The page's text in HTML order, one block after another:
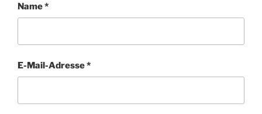
Name*
E-Mail-Adresse*